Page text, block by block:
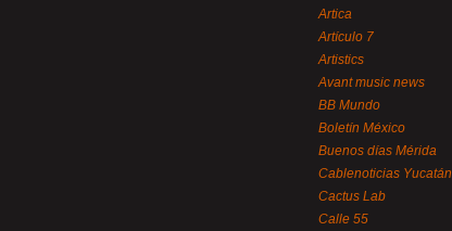
Artica
Artículo 7
Artistics
Avant music news
BB Mundo
Boletín México
Buenos días Mérida
Cablenoticias Yucatán
Cactus Lab
Calle 55